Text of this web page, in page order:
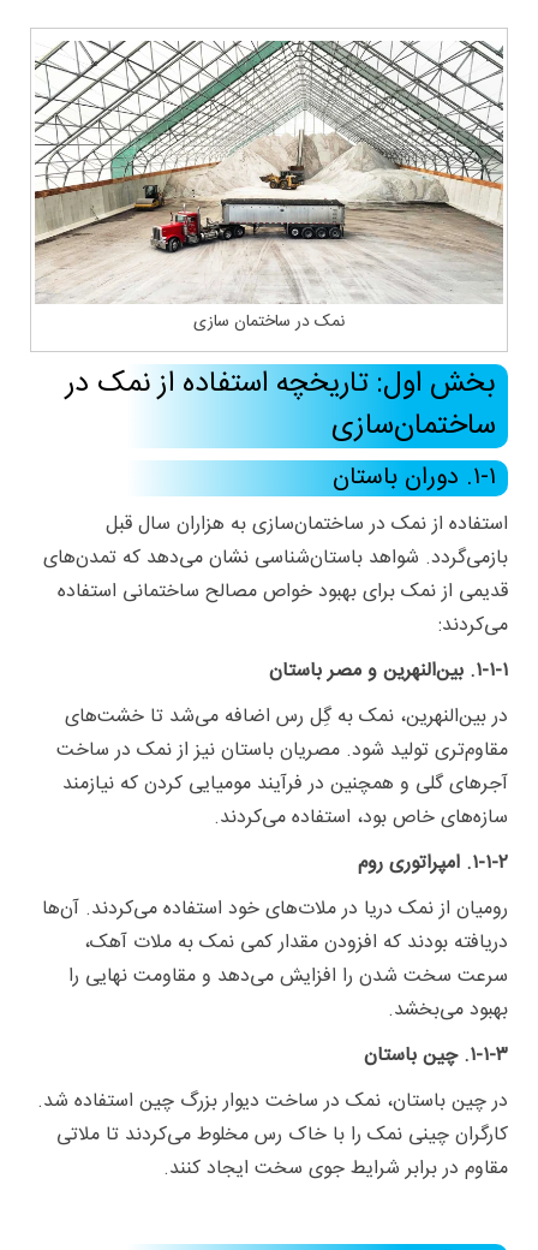
نمک در ساختمان سازی
بخش اول: تاریخچه استفاده از نمک در
ساختمان‌سازی
۱-۱. دوران باستان
استفاده از نمک در ساختمان‌سازی به هزاران سال قبل
بازمی‌گردد. شواهد باستان‌شناسی نشان می‌دهد که تمدن‌های
قدیمی از نمک برای بهبود خواص مصالح ساختمانی استفاده
می‌کردند:
۱-۱-۱. بین‌النهرین و مصر باستان
در بین‌النهرین، نمک به گِل رس اضافه می‌شد تا خشت‌های
مقاوم‌تری تولید شود. مصریان باستان نیز از نمک در ساخت
آجرهای گلی و همچنین در فرآیند مومیایی کردن که نیازمند
سازه‌های خاص بود، استفاده می‌کردند.
۱-۱-۲. امپراتوری روم
رومیان از نمک دریا در ملات‌های خود استفاده می‌کردند. آن‌ها
دریافته بودند که افزودن مقدار کمی نمک به ملات آهک،
سرعت سخت شدن را افزایش می‌دهد و مقاومت نهایی را
بهبود می‌بخشد.
۱-۱-۳. چین باستان
در چین باستان، نمک در ساخت دیوار بزرگ چین استفاده شد.
کارگران چینی نمک را با خاک رس مخلوط می‌کردند تا ملاتی
مقاوم در برابر شرایط جوی سخت ایجاد کنند.